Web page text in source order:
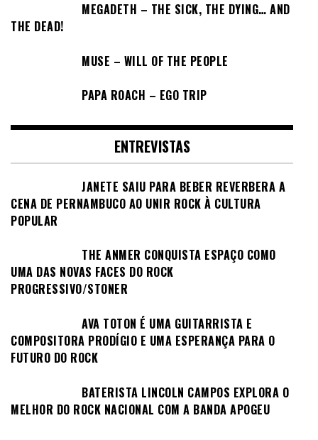
MEGADETH – THE SICK, THE DYING… AND
THE DEAD!
MUSE – WILL OF THE PEOPLE
PAPA ROACH – EGO TRIP
ENTREVISTAS
JANETE SAIU PARA BEBER REVERBERA A
CENA DE PERNAMBUCO AO UNIR ROCK À CULTURA
POPULAR
THE ANMER CONQUISTA ESPAÇO COMO
UMA DAS NOVAS FACES DO ROCK
PROGRESSIVO/STONER
AVA TOTON É UMA GUITARRISTA E
COMPOSITORA PRODÍGIO E UMA ESPERANÇA PARA O
FUTURO DO ROCK
BATERISTA LINCOLN CAMPOS EXPLORA O
MELHOR DO ROCK NACIONAL COM A BANDA APOGEU